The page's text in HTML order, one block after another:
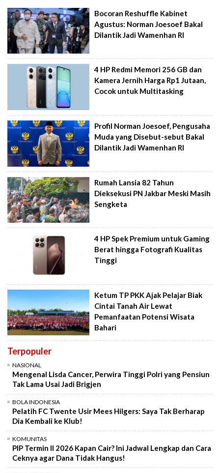
Bocoran Reshuffle Kabinet
Agustus: Norman Joesoef Bakal
Dilantik Jadi Wamenhan RI
4 HP Redmi Memori 256 GB dan
Kamera Jernih Harga Rp1 Jutaan,
Cocok untuk Multitasking
Profil Norman Joesoef, Pengusaha
Muda yang Disebut-sebut Bakal
Dilantik Jadi Wamenhan RI
Rumah Lansia 82 Tahun
Dieksekusi PN Jakbar Meski Masih
Sengketa
4 HP Spek Premium untuk Gaming
Berat hingga Fotografi Kualitas
Tinggi
Ketum TP PKK Ajak Pelajar Biak
Cintai Tanah Air Lewat
Pemanfaatan Potensi Wisata
Bahari
Terpopuler
NASIONAL
Mengenal Lisda Cancer, Perwira Tinggi Polri yang Pensiun
Tak Lama Usai Jadi Brigjen
BOLA INDONESIA
Pelatih FC Twente Usir Mees Hilgers: Saya Tak Berharap
Dia Kembali ke Klub!
KOMUNITAS
PIP Termin II 2026 Kapan Cair? Ini Jadwal Lengkap dan Cara
Ceknya agar Dana Tidak Hangus!